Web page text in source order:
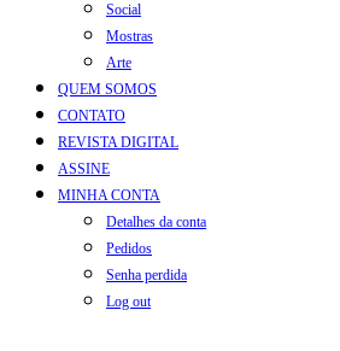
Social
Mostras
Arte
QUEM SOMOS
CONTATO
REVISTA DIGITAL
ASSINE
MINHA CONTA
Detalhes da conta
Pedidos
Senha perdida
Log out